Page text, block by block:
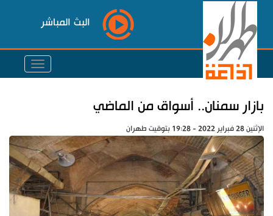
البث المباشر
بازار سمنان.. أسواق من الماضي
الإثنين 28 فبراير 2022 - 19:28 بتوقيت طهران